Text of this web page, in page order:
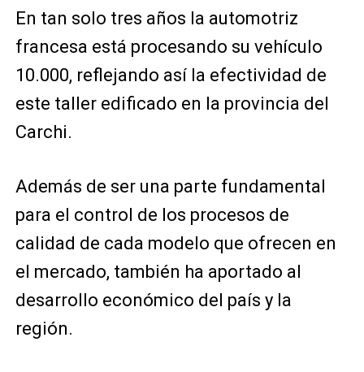
En tan solo tres años la automotriz
francesa está procesando su vehículo
10.000, reflejando así la efectividad de
este taller edificado en la provincia del
Carchi.
Además de ser una parte fundamental
para el control de los procesos de
calidad de cada modelo que ofrecen en
el mercado, también ha aportado al
desarrollo económico del país y la
región.